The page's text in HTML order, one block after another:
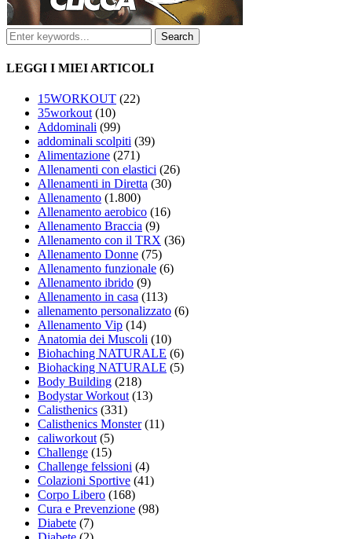
LEGGI I MIEI ARTICOLI
15WORKOUT (22)
35workout(10)
Addominali (99)
addominali scolpiti (39)
Alimentazione (271)
Allenamenti con elastici (26)
Allenamenti in Diretta (30)
Allenamento (1.800)
Allenamento aerobico (16)
Allenamento Braccia (9)
Allenamento con il TRX (36)
Allenamento Donne (75)
Allenamento funzionale (6)
Allenamento ibrido (9)
Allenamento in casa (113)
allenamento personalizzato (6)
Allenamento Vip (14)
Anatomia dei Muscoli (10)
Biohaching NATURALE (6)
Biohacking NATURALE (5)
Body Building (218)
Bodystar Workout(13)
Calisthenics (331)
Calisthenics Monster(11)
caliworkout(5)
Challenge (15)
Challenge felssioni (4)
Colazioni Sportive (41)
Corpo Libero (168)
Cura e Prevenzione (98)
Diabete (7)